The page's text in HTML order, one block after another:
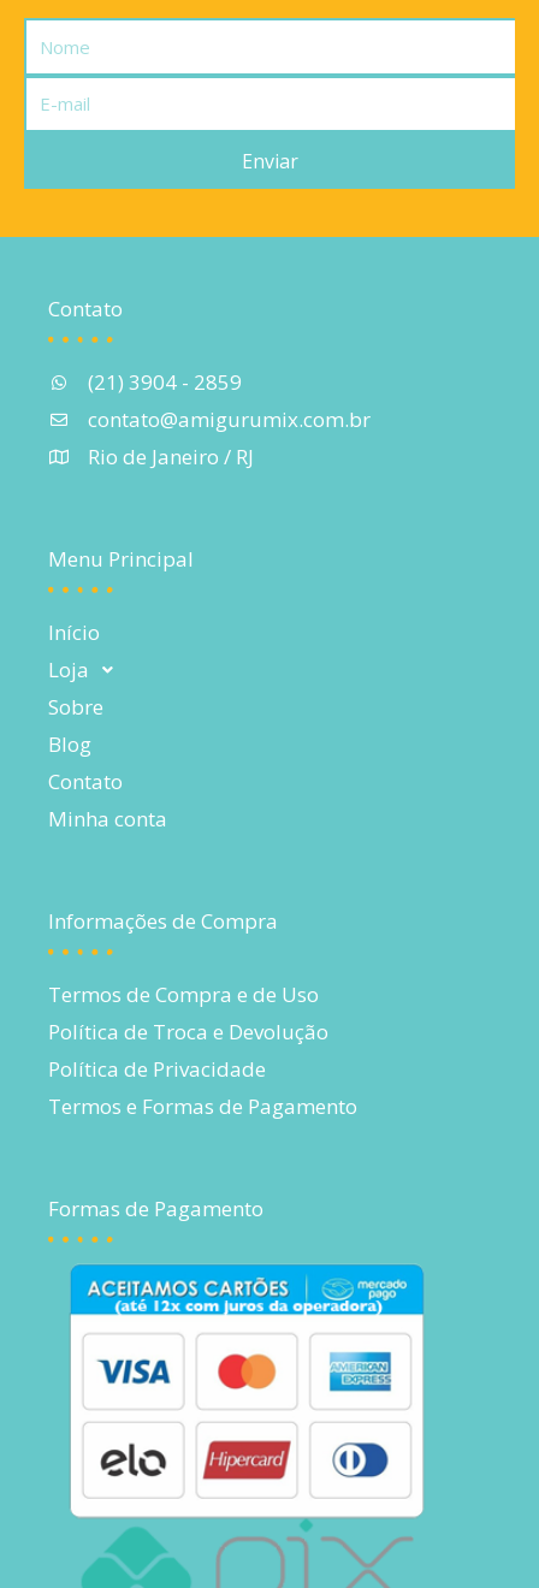
Nome
mail
Enviar
Contato
(21) 3904 - 2859
contato@amigurumix.com.br
Rio de Janeiro / RJ
Menu Principal
Início
Loja
Sobre
Blog
Contato
Minha conta
Informações de Compra
Termos de Compra e de Uso
Política de Troca e Devolução
Política de Privacidade
Termos e Formas de Pagamento
Formas de Pagamento